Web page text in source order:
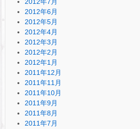
2012年7月
2012年6月
2012年5月
2012年4月
2012年3月
2012年2月
2012年1月
2011年12月
2011年11月
2011年10月
2011年9月
2011年8月
2011年7月